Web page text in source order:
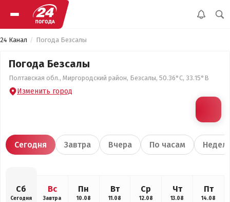
24 Канал Погода Безсалы
Погода Безсалы
Полтавская обл., Миргородский район, Безсалы, 50.36°С, 33.15°В
Изменить город
Сегодня Завтра Вчера По часам
Сб
Сегодня
Вс
Завтра
Пн
10.08
Вт
11.08
Ср
12.08
Чт
13.08
Пт
14.08